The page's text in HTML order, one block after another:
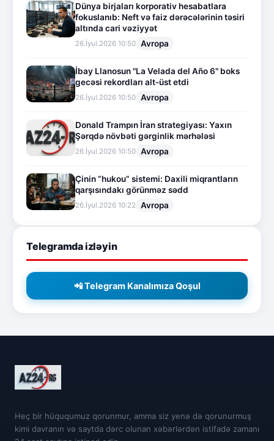
Dünya birjaları korporativ hesabatlara
fokuslanıb: Neft və faiz dərəcələrinin təsiri
altında cari vəziyyət
26.İyul.2026 10:50 Avropa
İbay Llanosun "La Velada del Año 6" boks
gecəsi rekordları alt-üst etdi
26.İyul.2026 10:50 Avropa
Donald Trampın İran strategiyası: Yaxın
Şərqdə növbəti gərginlik mərhələsi
26.İyul.2026 10:50 Avropa
Çinin “hukou” sistemi: Daxili miqrantların
qarşısındakı görünməz sədd
26.İyul.2026 10:22 Avropa
Telegramda izləyin
📲 Telegram Kanalımıza Qoşul
Heç bir hüququmuz qorunmur, amma siz yenə də qorunurmuş
kimi davranın və saytda dərc olunan xəbərlərdən istifadə zamanı